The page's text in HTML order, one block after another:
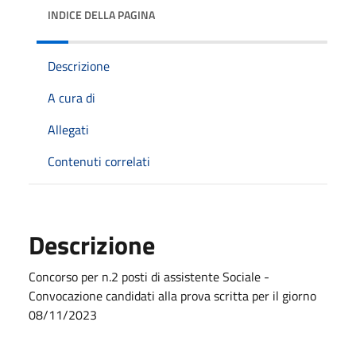
INDICE DELLA PAGINA
Descrizione
A cura di
Allegati
Contenuti correlati
Descrizione
Concorso per n.2 posti di assistente Sociale -
Convocazione candidati alla prova scritta per il giorno
08/11/2023